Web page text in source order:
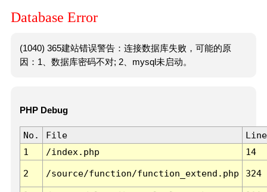
Database Error
(1040) 365建站错误警告：连接数据库失败，可能的原
因：1、数据库密码不对; 2、mysql未启动。
PHP Debug
No. File
Line
1
/index.php 14
2 /source/function/function_extend.php 324